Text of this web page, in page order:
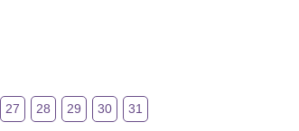
27 28 29 30 31